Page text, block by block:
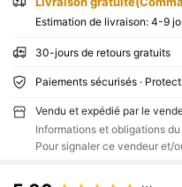
Estimation de livraison: 4-9
30-jours de retours gratuits
Paiements sécurisés ·
Vendu et expédié par le
Informations et obligations
Pour signaler ce vendeur et/